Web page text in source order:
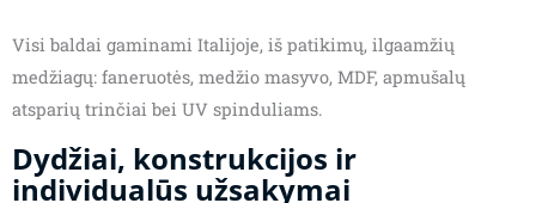
Visi baldai gaminami Italijoje, iš patikimų, ilgaamžių
medžiagų: faneruotės, medžio masyvo, MDF, apmušalų
atsparių trinčiai bei UV spinduliams.
Dydžiai, konstrukcijos ir
individualūs užsakymai